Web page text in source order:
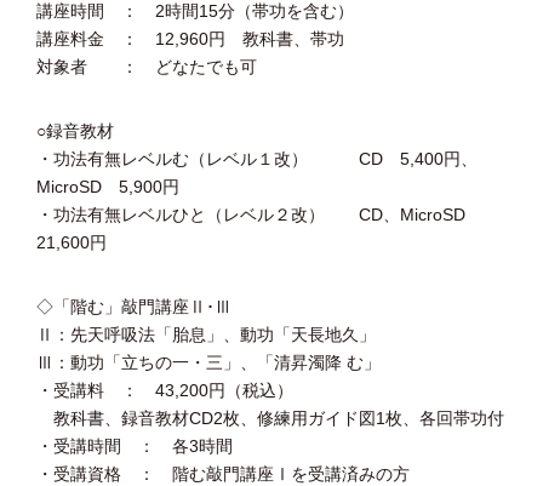
講座時間 ： 2時間15分（帯功を含む）
講座料金 ： 12,960円 教科書、帯功
対象者 ： どなたでも可
○録音教材
・功法有無レベルむ（レベル１改） CD 5,400円、
MicroSD 5,900円
・功法有無レベルひと（レベル２改） CD、MicroSD
21,600円
◇「階む」敲門講座Ⅱ･Ⅲ
Ⅱ：先天呼吸法「胎息」、動功「天長地久」
Ⅲ：動功「立ちの一・三」、「清昇濁降 む」
・受講料 ： 43,200円（税込）
教科書、録音教材CD2枚、修練用ガイド図1枚、各回帯功付
・受講時間 ： 各3時間
・受講資格 ： 階む敲門講座Ⅰを受講済みの方